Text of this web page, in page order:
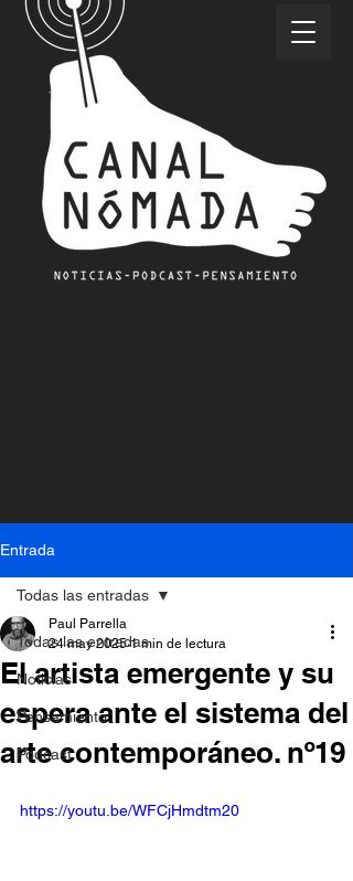
Entrada
Todas las entradas
Noticias
Pensamiento
Podcast
Todas las entradas
El artista emergente y su
espera ante el sistema del
arte contemporáneo. nº19
Paul Parrella
24 may 2025 1 min de lectura
https://youtu.be/WFCjHmdtm20